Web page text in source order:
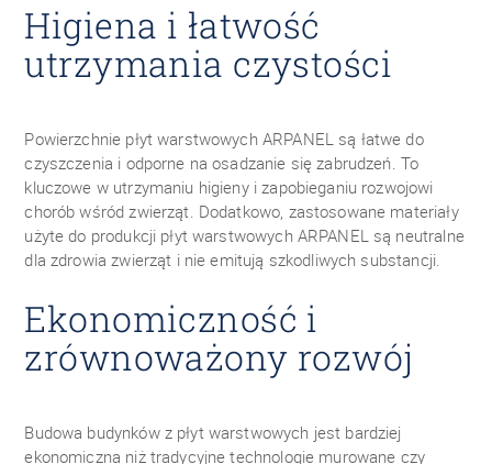
Higiena i łatwość
utrzymania czystości
Powierzchnie płyt warstwowych ARPANEL są łatwe do
czyszczenia i odporne na osadzanie się zabrudzeń. To
kluczowe w utrzymaniu higieny i zapobieganiu rozwojowi
chorób wśród zwierząt. Dodatkowo, zastosowane materiały
użyte do produkcji płyt warstwowych ARPANEL są neutralne
dla zdrowia zwierząt i nie emitują szkodliwych substancji.
Ekonomiczność i
zrównoważony rozwój
Budowa budynków z płyt warstwowych jest bardziej
ekonomiczna niż tradycyjne technologie murowane czy